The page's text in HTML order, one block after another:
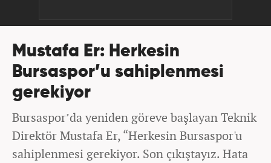
Mustafa Er: Herkesin
Bursaspor’u sahiplenmesi
gerekiyor
Bursaspor’da yeniden göreve başlayan Teknik
Direktör Mustafa Er, “Herkesin Bursaspor'u
sahiplenmesi gerekiyor. Son çıkıştayız. Hata